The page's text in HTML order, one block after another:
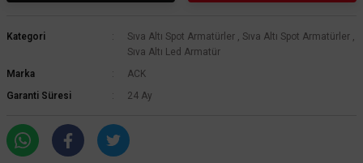
Kategori Sıva Altı Spot Armatürler Sıva Altı Spot Armatürler
Sıva Altı Led Armatür
Marka
ACK
Garanti Süresi
24 Ay